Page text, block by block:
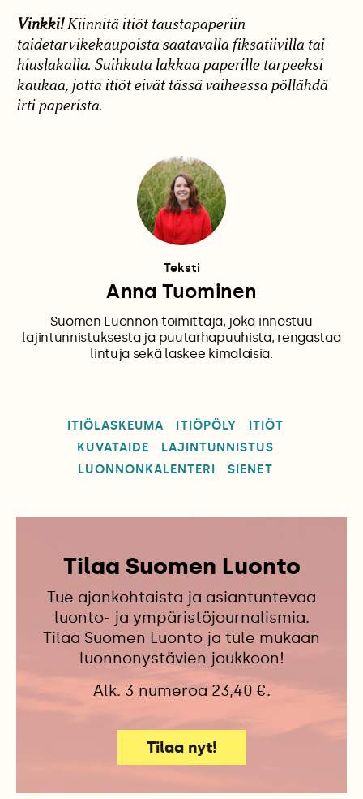
Vinkki!Kiinnitä itiöt taustapaperiin
taidetarvikekaupoista saatavalla fiksatiivilla tai
hiuslakalla. Suihkuta lakkaa paperille tarpeeksi
kaukaa, jotta itiöt eivät tässä vaiheessa pöllähdä
irti paperista.
Teksti
Anna Tuominen
Suomen Luonnon toimittaja, joka innostuu
lajintunnistuksesta ja puutarhapuuhista, rengastaa
lintuja sekä laskee kimalaisia.
ITIÖLASKEUMA ITIÖPÖLY
ITIÖT
KUVATAIDE
LAJINTUNNISTUS
LUONNONKALENTERI
SIENET
Tilaa Suomen Luonto
Tue ajankohtaista ja asiantuntevaa
luonto- ja ympäristöjournalismia.
Tilaa Suomen Luonto ja tule mukaan
luonnonystävien joukkoon!
Alk. 3 numeroa 23,40 €.
Tilaa nyt!